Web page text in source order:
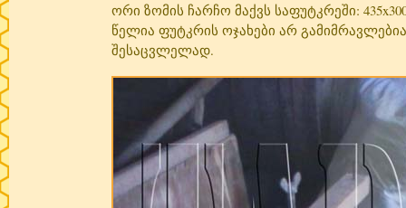
ორი ზომის ჩარჩო მაქვს საფუტკრეში:
წელია ფუტკრის ოჯახები არ
შესაცვლელად.